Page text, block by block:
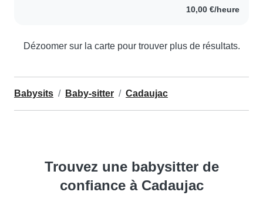
10,00 €/heure
Dézoomer sur la carte pour trouver plus de résultats.
Babysits Baby-sitter Cadaujac
Trouvez une babysitter de
confiance à Cadaujac